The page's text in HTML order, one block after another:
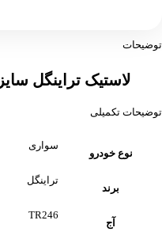
توضیحات
لاستیک تراینگل سایز 235/75R15 مدل TR246
توضیحات تکمیلی
نوع خودرو
سواری
برند
تراینگل
آج
TR246